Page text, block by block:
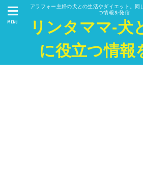
アラフォー主婦の犬との生活やダイエット。同
つ情報を発信
リンタママ-犬
に役立つ情報
MENU